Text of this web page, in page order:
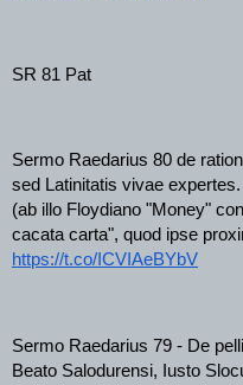
SR 81 Pat
Sermo Raedarius 80 de
sed Latinitatis vivae
(ab illo Floydiano "Money"
https://t.co/ICVIAeBYbV
Sermo Raedarius 79 - De
Beato Salodurensi, Iusto